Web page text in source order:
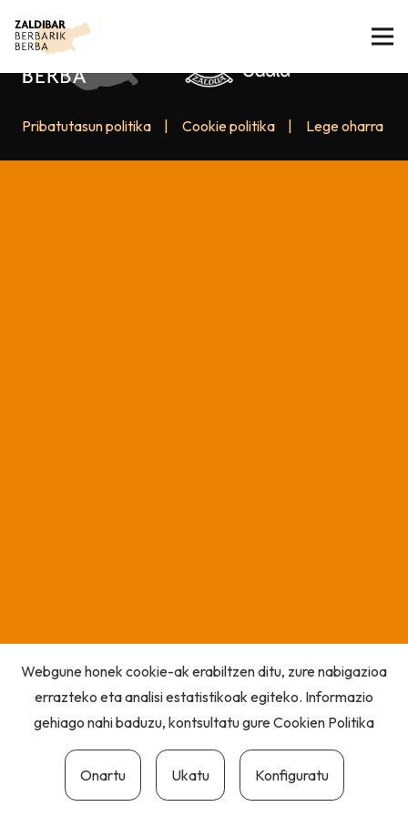
Pribatutasun politika Cookie politika Lege oharra
Webgune honek cookie-ak erabiltzen ditu, zure nabigazioa
errazteko eta analisi estatistikoak egiteko. Informazio
gehiago nahi baduzu, kontsultatu gureCookien Politika
Onartu Ukatu Konfiguratu